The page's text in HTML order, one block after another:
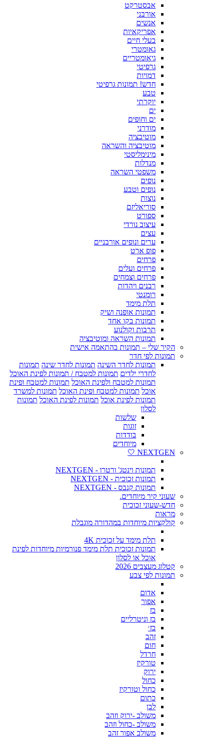
אבסטרקט
אורבני
אנשים
אפריקאיות
בעלי חיים
גאומטרי
גיאומטריים
גרפיטי
דמויות
חדש! תמונות גרפיטי
טבע
יוקרתי
ים
ים וחופים
מודרני
מוטיבציה
מוטיבציה והשראה
מינימליסטי
מנדלות
משפטי השראה
נופים
נופים וטבע
נוצות
סוריאליזם
ספורט
עיצוב נורדי
עצים
ערים ונופים אורבניים
פופ ארט
פרחים
פרחים ועלים
פרחים וצמחים
רבנים ויהדות
רומנטי
תלת מימד
תמונות אופנה ושיק
תמונות בקו אחד
תרבות וקולנוע
תמונות השראה ומוטיבציה
הקיר שלי – תמונות בהתאמה אישית
תמונות לפי חדר
תמונות לחדר השינה תמונות לחדר שינה תמונות
לחדרי ילדים תמונות למטבח / תמונות לפינת האוכל
תמונות למטבח ולפינת האוכל תמונות למטבח ופינת
אוכל תמונות למטבח ופינת האוכל תמונות למשרד
תמונות לפינת אוכל תמונות לפינת האוכל תמונות
לסלון
שלשות
זוגות
בודדות
מיוחדים
NEXTGEN 🤍
תמונות וינטג' ורטרו - NEXTGEN
תמונות זכוכית - NEXTGEN
תמונות קנבס - NEXTGEN
שעוני קיר מיוחדים.
חדש-שעוני זכוכית
מראות
קולקציות מיוחדות במהדורה מוגבלת
תלת מימד על זכוכית 4K
תמונות זכוכית תלת מימד פנורמיות מיוחדות לפינת
אוכל או לסלון
קטלוג מעצבים 2026
תמונות לפי צבע
אדום
אפור
בז
בז וניטרליים
בז׳
זהב
חום
חרדל
טורקיז
ירוק
כחול
כחול וטורקיז
כתום
לבן
משולב -ירוק וזהב
משולב -כחול וזהב
משולב אפור זהב